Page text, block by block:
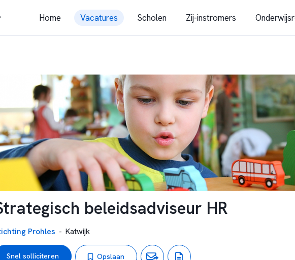
Home Vacatures Scholen Zij-instromers
beleidsadviseur HR
Prohles - Katwijk
Snel solliciteren Opslaan